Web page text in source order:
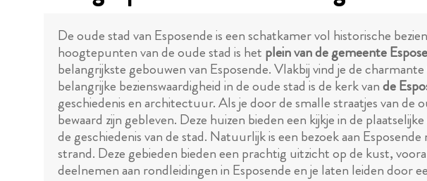
De oude stad van Esposende is een schatkamer vol historische
hoogtepunten van de oude stad is het plein van de gemeente
belangrijkste gebouwen van Esposende. Vlakbij vind je de
belangrijke bezienswaardigheid in de oude stad is de kerk vande
geschiedenis en architectuur. Als je door de smalle straatjes van de
bewaard zijn gebleven. Deze huizen bieden een kijkje in de
de geschiedenis van de stad. Natuurlijk is een bezoek aan
strand. Deze gebieden bieden een prachtig uitzicht op de kust,
deelnemen aan rondleidingen in Esposende en je laten leiden door